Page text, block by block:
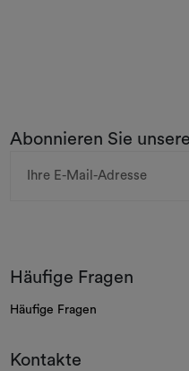
Abonnieren Sie
Mail-
Häufige Fragen
Häufige Fragen
Kontakte